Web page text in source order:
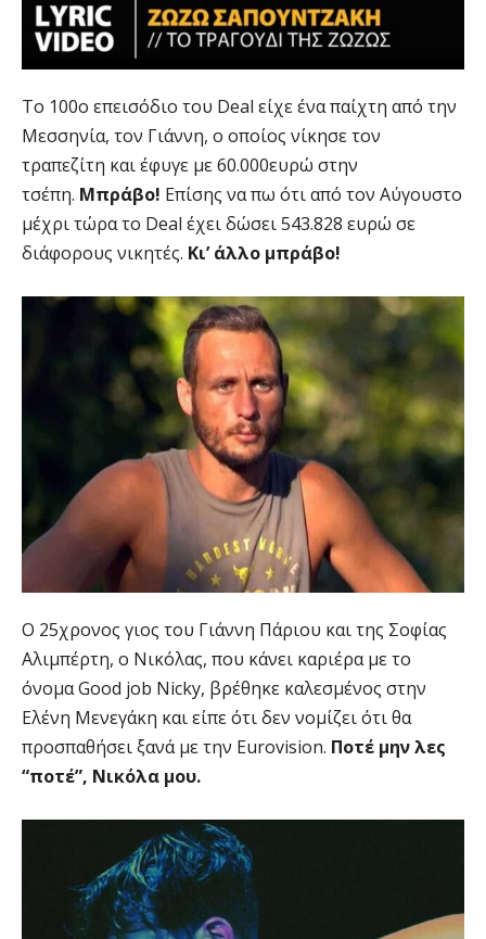
Το 100ο επεισόδιο του Deal είχε ένα παίχτη από την
Μεσσηνία, τον Γιάννη, ο οποίος νίκησε τον
τραπεζίτη και έφυγε με 60.000ευρώ στην
τσέπη. Μπράβο! Επίσης να πω ότι από τον Αύγουστο
μέχρι τώρα το Deal έχει δώσει 543.828 ευρώ σε
διάφορους νικητές. Κι’ άλλο μπράβο!
Ο 25χρονος γιος του Γιάννη Πάριου και της Σοφίας
Αλιμπέρτη, ο Νικόλας, που κάνει καριέρα με το
όνομα Good job Nicky, βρέθηκε καλεσμένος στην
Ελένη Μενεγάκη και είπε ότι δεν νομίζει ότι θα
προσπαθήσει ξανά με την Eurovision. Ποτέ μην λες
“ποτέ”, Νικόλα μου.